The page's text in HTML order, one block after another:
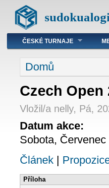
ČESKÉ TURNAJE
Domů
Czech
Vložil/a nelly, Pá,
Datum akce:
Sobota,
Článek
Příloha